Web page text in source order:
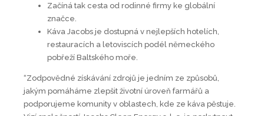
Začíná tak cesta od rodinné firmy ke globální
značce.
Káva Jacobs je dostupná v nejlepších hotelích,
restauracích a letoviscích podél německého
pobřeží Baltského moře.
“Zodpovědné získávání zdrojů je jedním ze způsobů,
jakým pomáháme zlepšit životní úroveň farmářů a
podporujeme komunity v oblastech, kde ze káva pěstuje.